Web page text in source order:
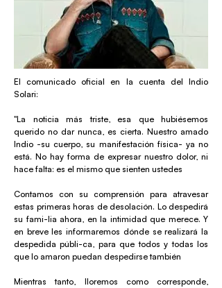
El comunicado oficial en la cuenta del Indio
Solari:
"La noticia más triste, esa que hubiésemos
querido no dar nunca, es cierta. Nuestro amado
Indio -su cuerpo, su manifestación física- ya no
está. No hay forma de expresar nuestro dolor, ni
hace falta: es el mismo que sienten ustedes
Contamos con su comprensión para atravesar
estas primeras horas de desolación. Lo despedirá
su fami-lia ahora, en la intimidad que merece. Y
en breve les informaremos dónde se realizará la
despedida públi-ca, para que todos y todas los
que lo amaron puedan despedirse también
Mientras tanto, lloremos como corresponde,